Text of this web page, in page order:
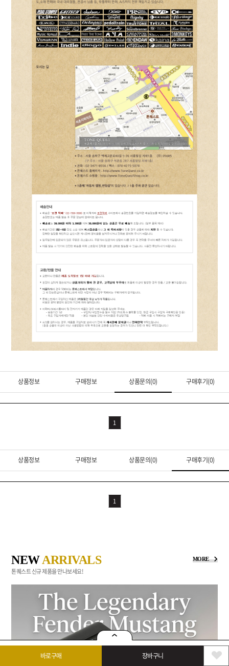
바로구매 장바구니
상품정보 구매정보 상품문의(0) 구매후기(0)
1
상품정보 구매정보 상품문의(0) 구매후기(0)
1
NEWARRIVALS MORE
톤퀘스트 신규 제품을 만나보세요!